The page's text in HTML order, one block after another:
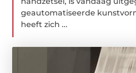
geautomatiseerde
heeft zich ...